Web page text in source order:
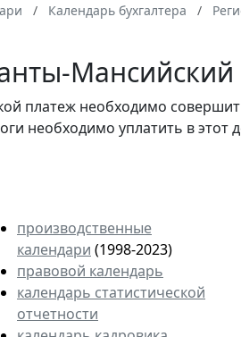
Календарь бухгалтера
платеж необходимо
необходимо уплатить в
производственные
календари (1998-2023)
правовой календарь
календарь статистической
отчетности